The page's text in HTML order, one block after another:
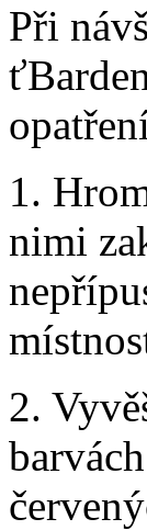
Při
1.
nimi
2.